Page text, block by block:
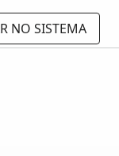
NO SISTEMA